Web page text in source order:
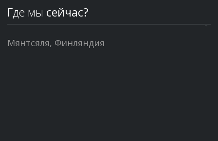
Где мы сейчас?
Мянтсяля, Финляндия